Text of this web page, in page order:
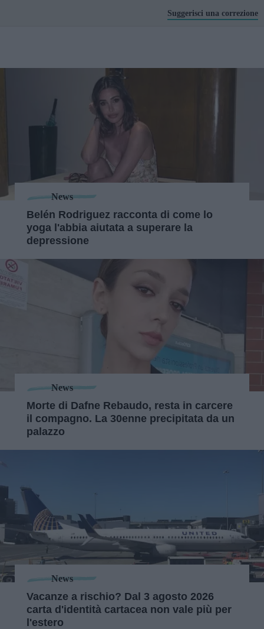
Suggerisci una correzione
News
Belén Rodriguez racconta di come lo
yoga l'abbia aiutata a superare la
depressione
News
Morte di Dafne Rebaudo, resta in carcere
il compagno. La 30enne precipitata da un
palazzo
News
Vacanze a rischio? Dal 3 agosto 2026
carta d'identità cartacea non vale più per
l'estero